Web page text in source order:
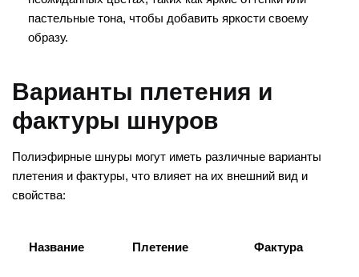
пастельные тона, чтобы добавить яркости своему
образу.
Варианты плетения и
фактуры шнуров
Полиэфирные шнуры могут иметь различные варианты
плетения и фактуры, что влияет на их внешний вид и
свойства:
Название Плетение Фактура